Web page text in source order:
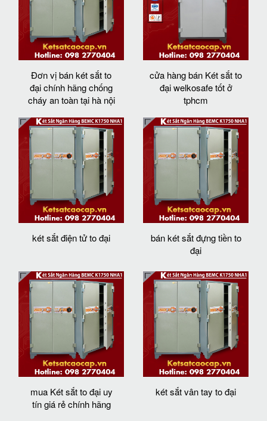
Đơn vị bán két sắt to
đại chính hãng chống
cháy an toàn tại hà nội
cửa hàng bán Két sắt to
đại welkosafe tốt ở
tphcm
két sắt điện tử to đại
bán két sắt đựng tiền to
đại
mua Két sắt to đại uy
tín giá rẻ chính hãng
két sắt vân tay to đại